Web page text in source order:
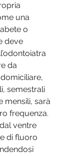
una
o
deve
da
semestrali
mensili, sarà
frequenza.
ventre
di fluoro